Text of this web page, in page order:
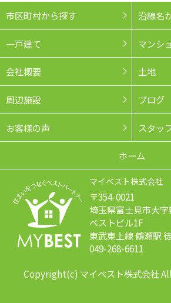
市区町村から探す 沿線名
一戸建て マンシ
会社概要 土地
周辺施設 ブログ
お客様の声 スタッ
ホーム
マイベスト株式会社
〒354-0021
埼玉県富士見市大
ベストビル1F
東武東上線 鶴瀬駅
049-268-6611
Copyright(c) マイベスト株式会社